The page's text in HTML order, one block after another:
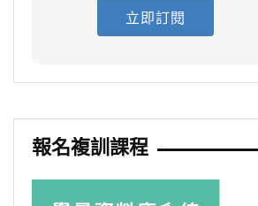
立即訂閱
報名複訓課程